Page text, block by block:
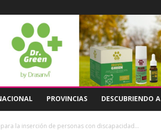
PROVINCIAS DESCUBRIENDO A
la inserción de personas con discapacidad...